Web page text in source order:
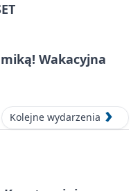
Wakacyjna
Kolejne wydarzenia